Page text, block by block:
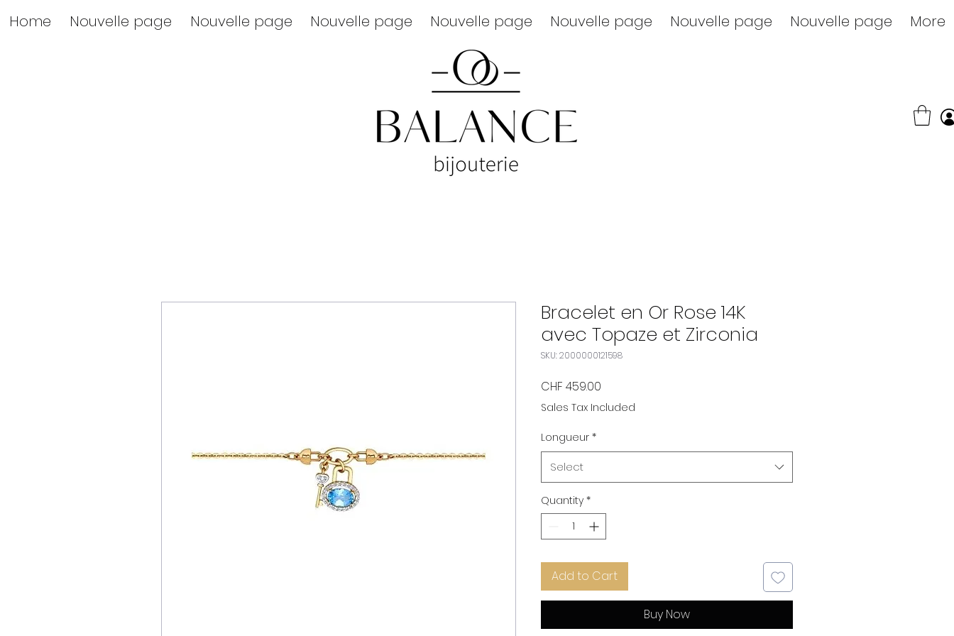
Home Nouvelle page Nouvelle page Nouvelle page Nouvelle page Nouvelle page Nouvelle page Nouvelle page More
Bracelet en Or Rose 14K
avec Topaze et Zirconia
SKU: 2000000121598
CHF 459.00
Sales Tax Included
Longueur *
Select
Quantity *
Add to Cart
Buy Now